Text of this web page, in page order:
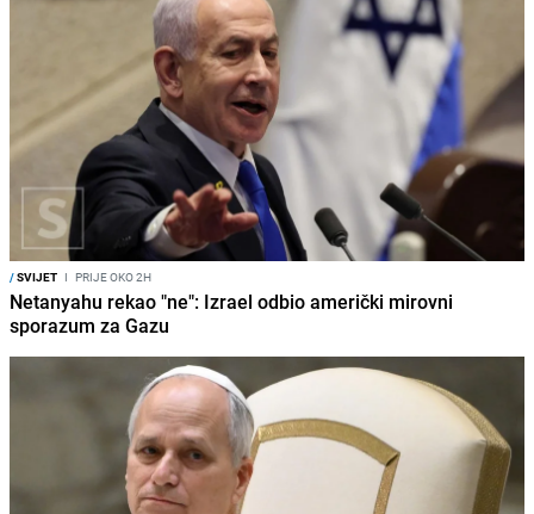
/SVIJET I PRIJE OKO 2H
Netanyahu rekao "ne": Izrael odbio američki mirovni
sporazum za Gazu